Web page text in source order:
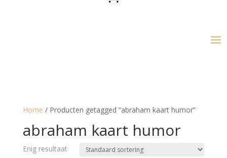
Home / Producten getagged “abraham kaart humor”
abraham kaart humor
Enig resultaat